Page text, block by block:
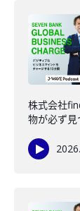
株式会社
物が必ず見